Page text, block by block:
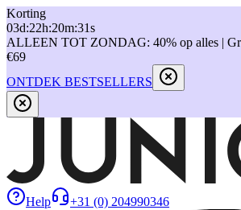
Korting
03d:22h:20m:31s
ALLEEN TOT ZONDAG: 40% op alles |
€69
ONTDEK BESTSELLERS
Help +31 (0) 204990346